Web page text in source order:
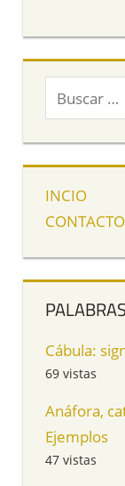
INCIO
CONTACTO
Cábula:
69 vistas
Anáfora,
Ejemplos
47 vistas